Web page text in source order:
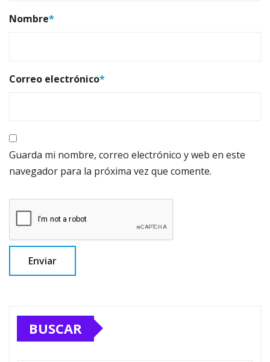
Nombre*
Correo electrónico*
Guarda mi nombre, correo electrónico y web en este
navegador para la próxima vez que comente.
BUSCAR